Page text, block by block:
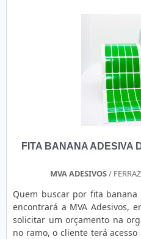
FITA BANANA ADESIVA
MVA ADESIVOS/
Quem buscar por fita
encontrará a MVA Adesivos,
solicitar um orçamento na
no ramo, o cliente terá